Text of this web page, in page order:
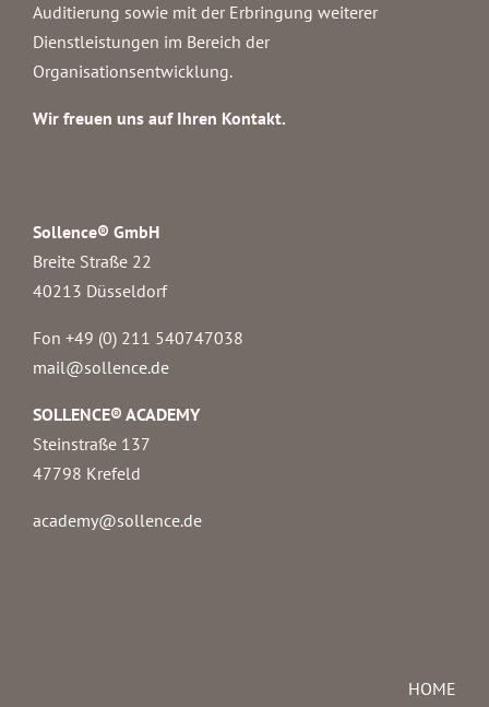
Auditierung sowie mit der Erbringung weiterer
Dienstleistungen im Bereich der
Organisationsentwicklung.
Wir freuen uns auf Ihren Kontakt.
Sollence® GmbH
Breite Straße 22
40213 Düsseldorf
Fon +49 (0) 211 540747038‬
mail@sollence.de
SOLLENCE® ACADEMY
Steinstraße 137
47798 Krefeld
academy@sollence.de
HOME